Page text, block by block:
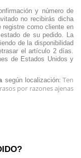
y número de
no recibirás dicha
registre como cliente en
de su pedido. La
de la disponibilidad
el artículo 2 días.
de Estados Unidos y
según localización:Ten
por razones ajenas